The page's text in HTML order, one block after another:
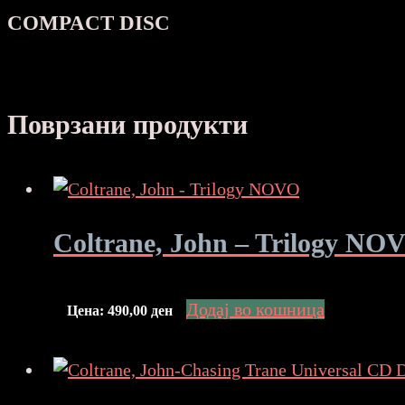
COMPACT DISC
Поврзани продукти
Coltrane, John – Trilogy
Цена: 490,00 ден Додај во кошница